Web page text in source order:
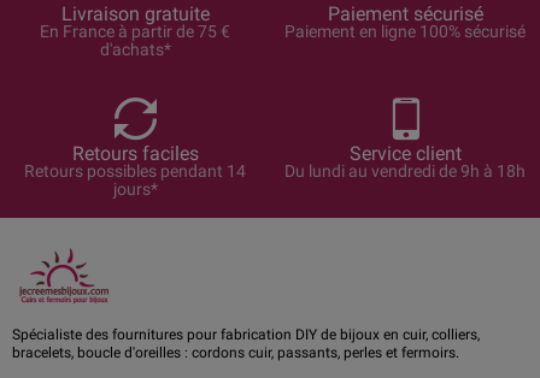
Livraison gratuite
En France à partir de 75 €
d'achats*
Paiement sécurisé
Paiement en ligne 100% sécurisé
Retours faciles
Retours possibles pendant 14
jours*
Service client
Du lundi au vendredi de 9h à 18h
Spécialiste des fournitures pour fabrication DIY de bijoux en cuir, colliers,
bracelets, boucle d'oreilles : cordons cuir, passants, perles et fermoirs.